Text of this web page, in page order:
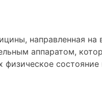
направленная
аппаратом,